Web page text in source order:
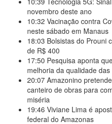
novembro deste ano
10:32 Vacinação contra
neste sábado em Manaus
18:03 Bolsistas do Prouni
de R$ 400
17:50 Pesquisa aponta
melhoria da qualidade
20:07 Amazonino
canteiro de obras para
miséria
19:46 Viviane Lima é
federal do Amazonas